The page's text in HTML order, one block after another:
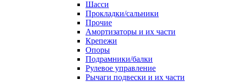
Шасси
Прокладки/сальники
Прочие
Амортизаторы и их части
Крепежи
Опоры
Подрамники/балки
Рулевое управление
Рычаги подвески и их части